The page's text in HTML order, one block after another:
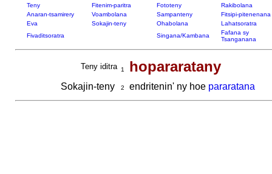
Teny Fitenim-paritra Fototeny
Rakibolana
Anaran-tsamirery
Voambolana Sampanteny
Fitsipi-pitenenana
Eva
Sokajin-teny Ohabolana
Lahatsoratra
Fivaditsoratra
Singana/Kambana
Fafana sy
Tsanganana
Teny iditra 1 hopararatany
Sokajin-teny 2 endritenin' ny hoe pararatana